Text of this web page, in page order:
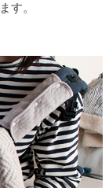
す。